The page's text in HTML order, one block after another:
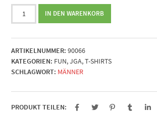
In
Malle
JGA
Tourcrew
(beidseitig)
Menge
IN DEN WARENKORB
ARTIKELNUMMER: 90066
KATEGORIEN: FUN,JGA,T-SHIRTS
SCHLAGWORT: MÄNNER
PRODUKT TEILEN: